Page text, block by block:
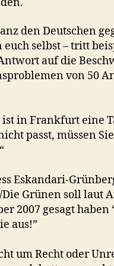
den Deutschen
euch selbst – tritt
auf die
von 50
in Frankfurt eine
passt, müssen
Eskandari-
Grünen soll laut
2007 gesagt
aus!”
um Recht oder